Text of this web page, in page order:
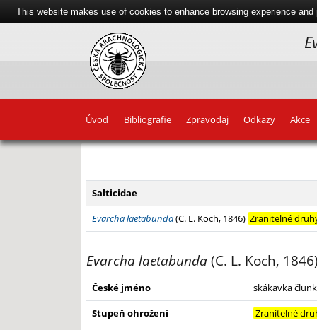
Úvod Bibliografie Zpravodaj Odkazy Akce
−
Salticidae
Evarcha laetabunda(C. L. Koch, 1846) Zranitelné
Evarcha laetabunda(C. L. Koch, 1846)
České jméno
skákavka
Stupeň ohrožení
Zranitelné
This website makes use of cookies to enhance browsing experience